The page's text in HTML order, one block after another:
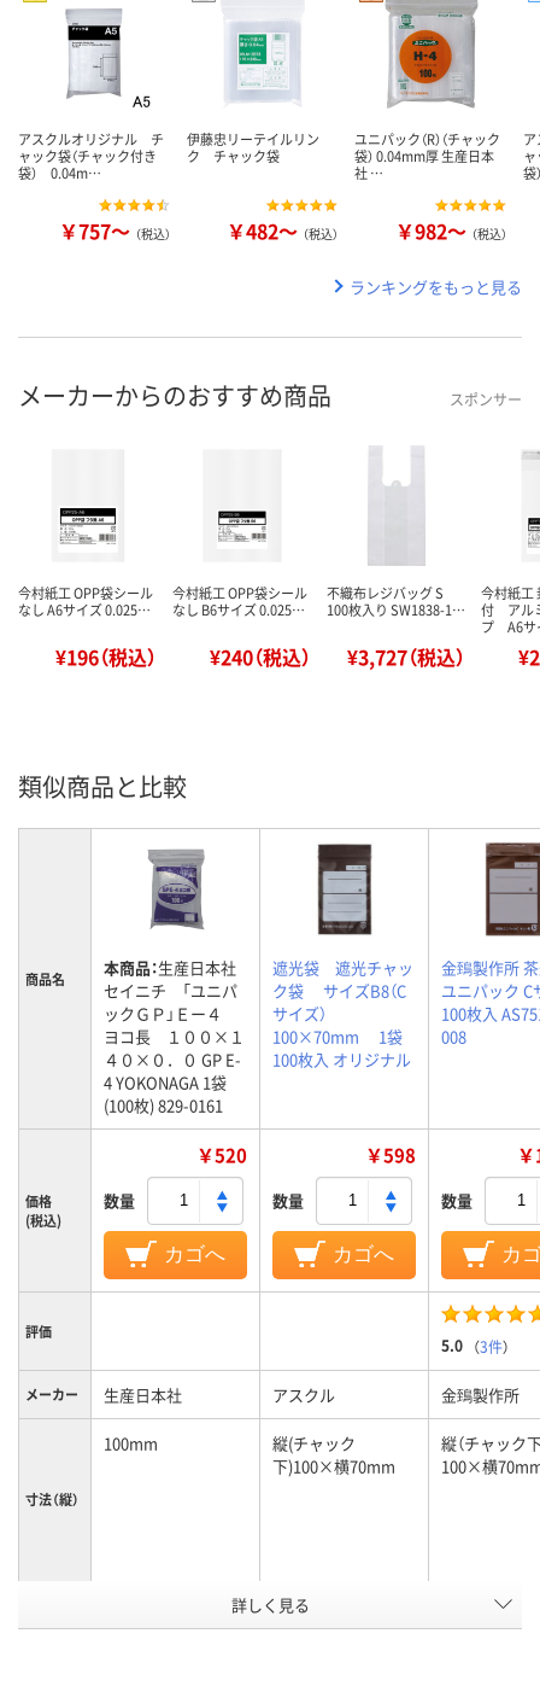
アスクルオリジナル チ
ャック袋（チャック付き
袋） 0.04m…
￥757～ （税込）
伊藤忠リーテイルリン
ク チャック袋
￥482～ （税込）
ユニパック（R）（チャック
袋） 0.04mm厚 生産日本
社 …
￥982～ （税込）
ャ
ランキングをもっと見る
メーカーからのおすすめ商品 スポンサー
今村紙工 OPP袋シール
なし A6サイズ 0.025…
¥196（税込）
今村紙工 OPP袋シール
なし B6サイズ 0.025…
¥240（税込）
不織布レジバッグ S
100枚入り SW1838-1…
¥3,727（税込）
今村紙工
付 アル
プ A6
類似商品と比較
商品名 本商品：生産日本社
セイニチ 「ユニパ
ックＧＰ」Ｅー４
ヨコ長 １００×１
４０×０．０ GP E-
4 YOKONAGA 1袋
(100枚) 829-0161
遮光袋 遮光チャッ
ク袋 サイズB8（C
サイズ）
100×70mm 1袋
100枚入 オリジナル
金鵄製作所
ユニパック C
100枚入
008
価格
(税込)
￥520
数量
カゴへ
￥598
数量
カゴへ
数量
カ
評価
5.0 （3件）
メーカー 生産日本社 アスクル 金鵄製作所
寸法（縦）
100mm
縦(チャック
下)100×横70mm
縦（チャック下
100×横
寸法（横）
縦(チャック
下)100×横70mm
縦（チャック
100×横
詳しく見る